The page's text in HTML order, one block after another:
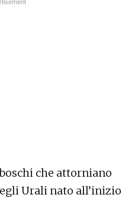
che attorniano
Urali nato all’inizio